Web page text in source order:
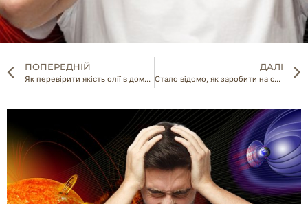
ПОПЕРЕДНІЙ
Як перевірити якість олії в домашніх умовах
ДАЛІ
Стало відомо, як заробити на сортуванні сміття